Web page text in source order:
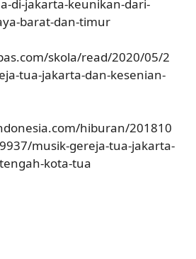
di-jakarta-keunikan-dari-
barat-dan-timur
skola/read/2020/05/2
tua-jakarta-dan-kesenian-
hiburan/201810
musik-gereja-tua-jakarta-
kota-tua